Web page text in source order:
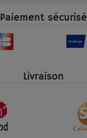
Paiement sécurisé
Livraison